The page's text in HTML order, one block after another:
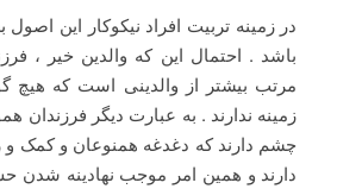
در زمینه تربیت افراد نیکوکار این
باشد . احتمال این که والدین خیر ،
مرتب بیشتر از والدینی است که هیچ
زمینه ندارند . به عبارت دیگر فرزندان
چشم دارند که دغدغه همنوعان و کمک و
دارند و همین امر موجب نهادینه